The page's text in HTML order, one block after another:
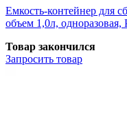
Емкость-контейнер для
объем 1,0л,
Товар закончился
Запросить товар